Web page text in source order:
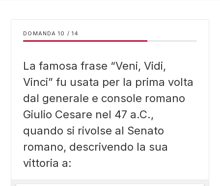
DOMANDA / 14
La famosa frase “Veni, Vidi,
Vinci” fu usata per la prima volta
dal generale e console romano
Giulio Cesare nel 47 a.C.,
quando si rivolse al Senato
romano, descrivendo la sua
vittoria a: